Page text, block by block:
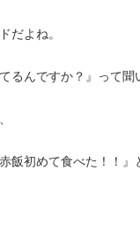
だよね。
るんですか？』って
飯初めて食べた！！』